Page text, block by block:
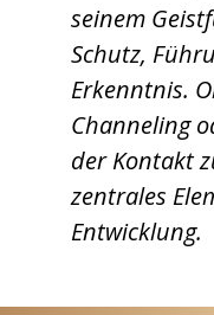
seinem
Schutz,
Erkenntnis.
Channeling
der Kontakt
zentrales
Entwicklung.